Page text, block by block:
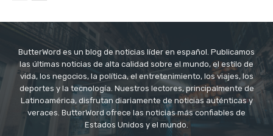
ButterWord es un blog de noticias líder en español. Publicamos
las últimas noticias de alta calidad sobre el mundo, el estilo de
vida, los negocios, la política, el entretenimiento, los viajes, los
deportes y la tecnología. Nuestros lectores, principalmente de
Latinoamérica, disfrutan diariamente de noticias auténticas y
veraces. ButterWord ofrece las noticias más confiables de
Estados Unidos y el mundo.